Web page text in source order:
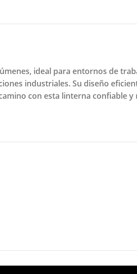
ideal para entornos de
industriales. Su diseño
con esta linterna confiable y